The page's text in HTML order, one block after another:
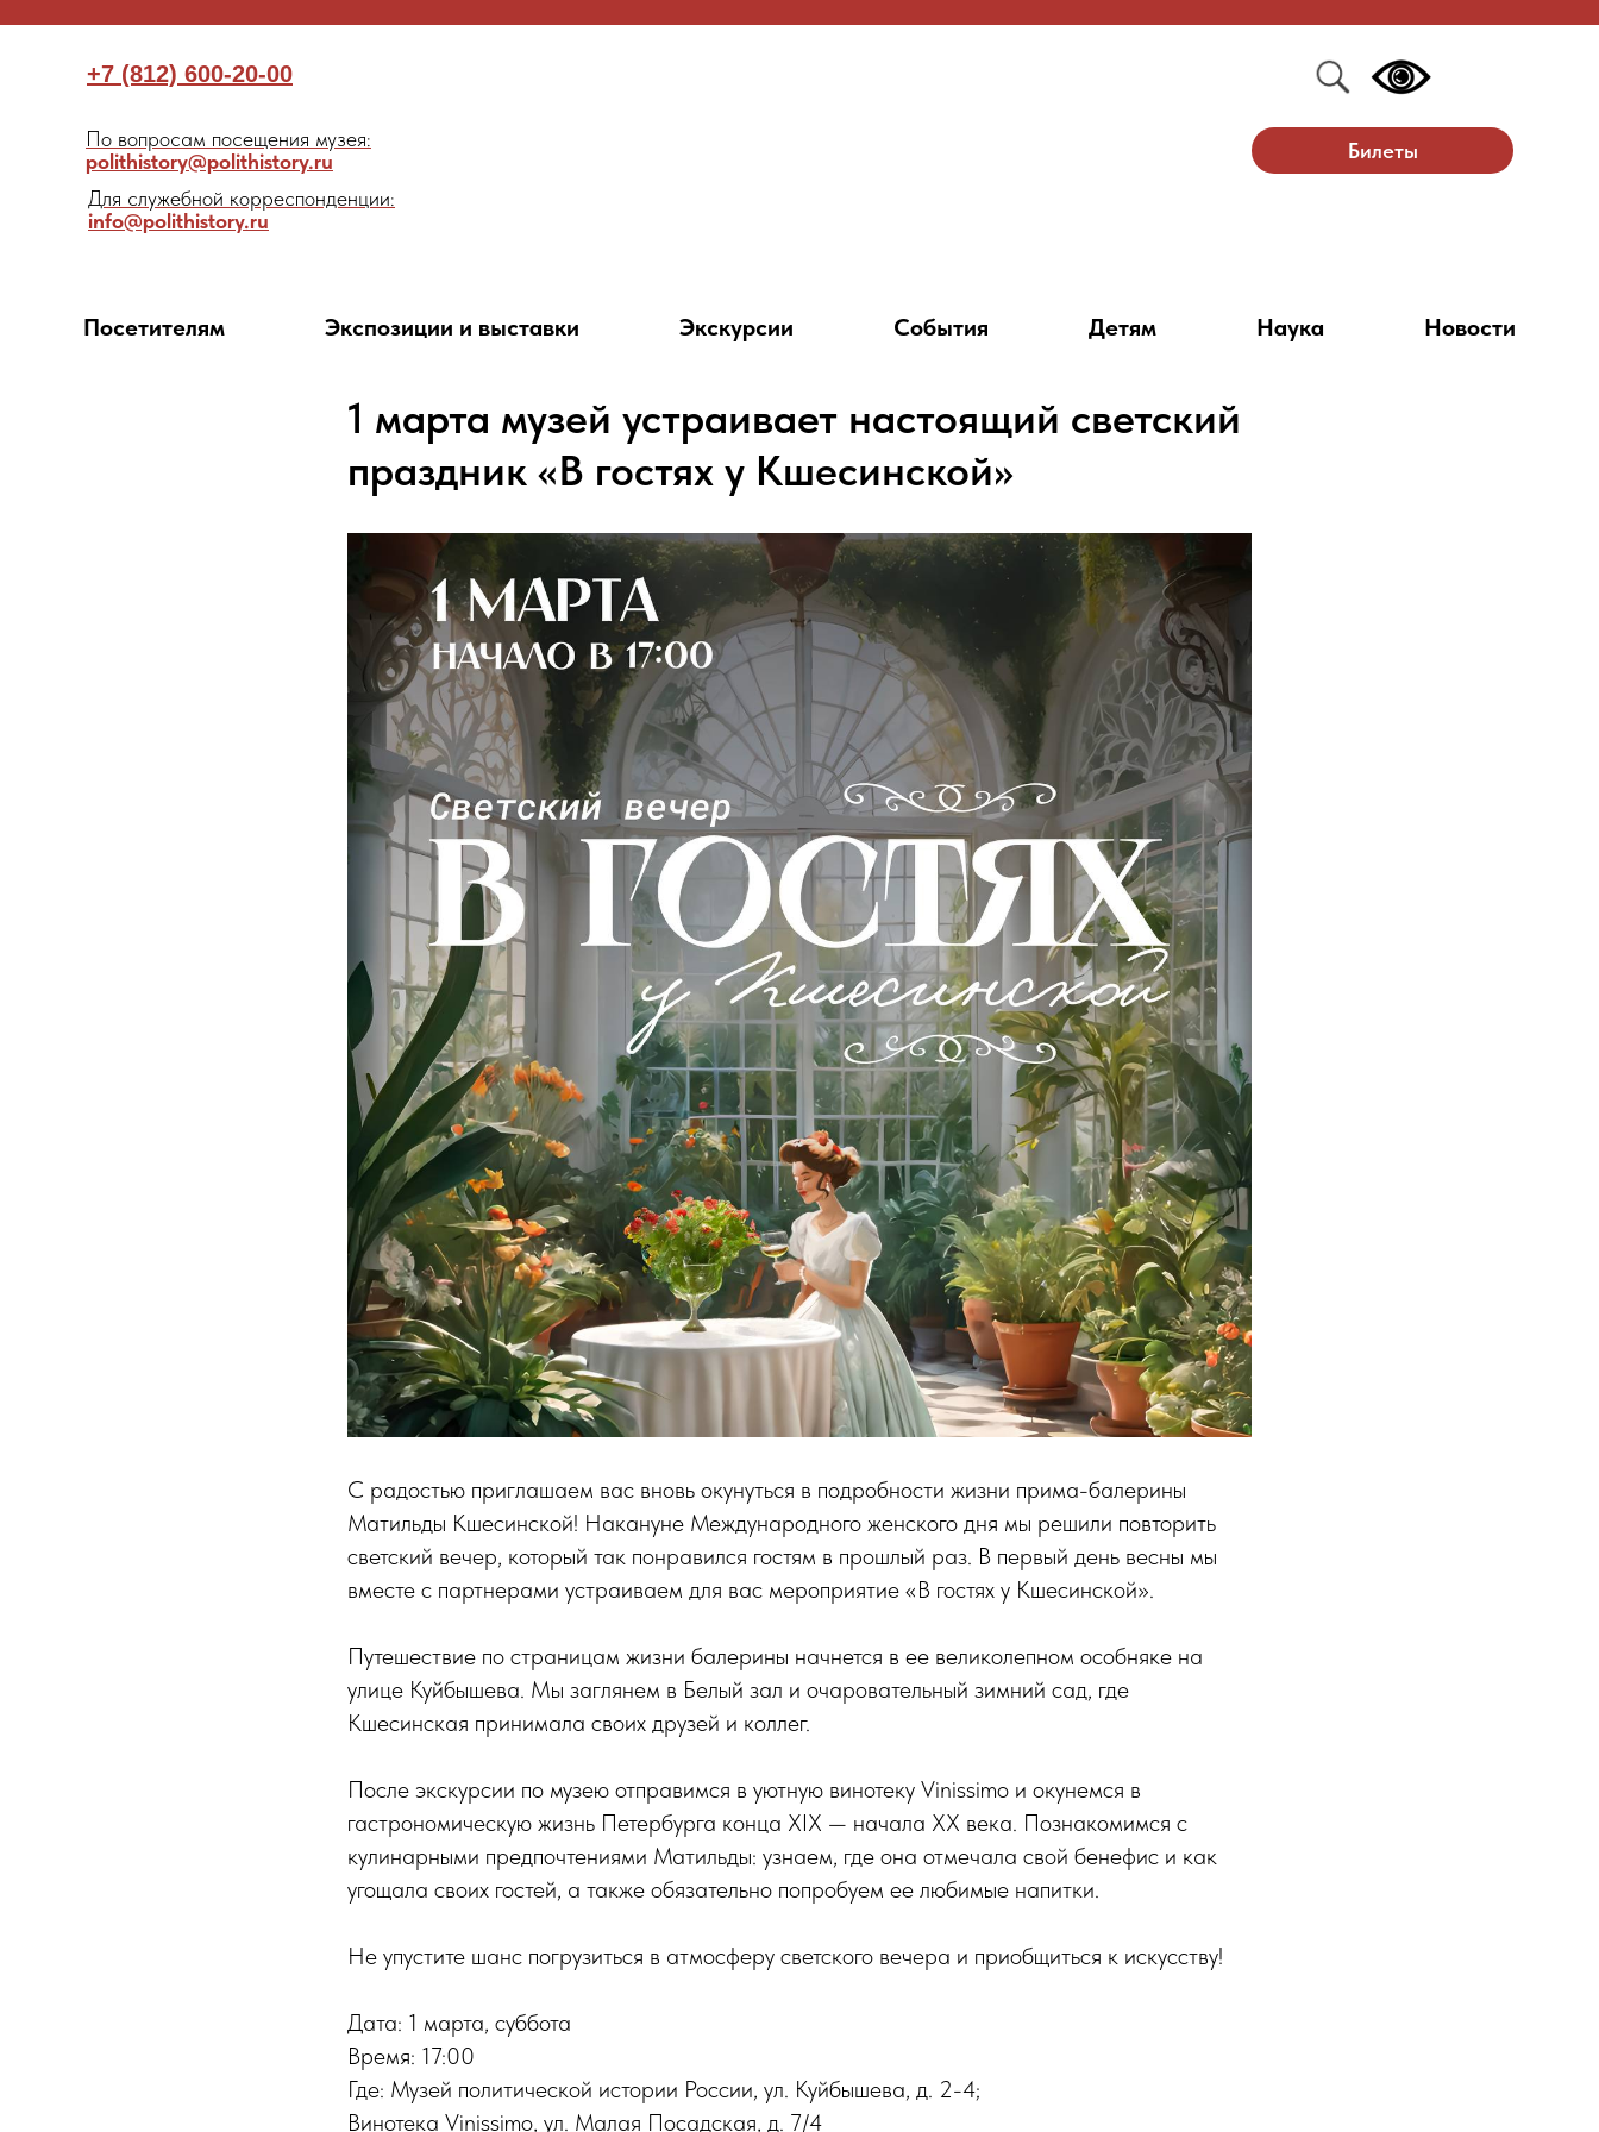
Билеты
+7 (812) 600-20-00
По вопросам посещения музея:
polithistory@polithistory.ru
Для служебной корреспонденции:
info@polithistory.ru
Посетителям Экспозиции и выставки Экскурсии События Детям Наука Новости
1 марта музей устраивает настоящий светский
праздник «В гостях у Кшесинской»
С радостью приглашаем вас вновь окунуться в подробности жизни прима-балерины
Матильды Кшесинской! Накануне Международного женского дня мы решили повторить
светский вечер, который так понравился гостям в прошлый раз. В первый день весны мы
вместе с партнерами устраиваем для вас мероприятие «В гостях у Кшесинской».
Путешествие по страницам жизни балерины начнется в ее великолепном особняке на
улице Куйбышева. Мы заглянем в Белый зал и очаровательный зимний сад, где
Кшесинская принимала своих друзей и коллег.
После экскурсии по музею отправимся в уютную винотеку Vinissimo и окунемся в
гастрономическую жизнь Петербурга конца XIX — начала XX века. Познакомимся с
кулинарными предпочтениями Матильды: узнаем, где она отмечала свой бенефис и как
угощала своих гостей, а также обязательно попробуем ее любимые напитки.
Не упустите шанс погрузиться в атмосферу светского вечера и приобщиться к искусству!
Дата: 1 марта, суббота
Время: 17:00
Где: Музей политической истории России, ул. Куйбышева, д. 2-4;
Винотека Vinissimo, ул. Малая Посадская, д. 7/4